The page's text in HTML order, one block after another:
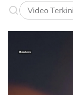
Video